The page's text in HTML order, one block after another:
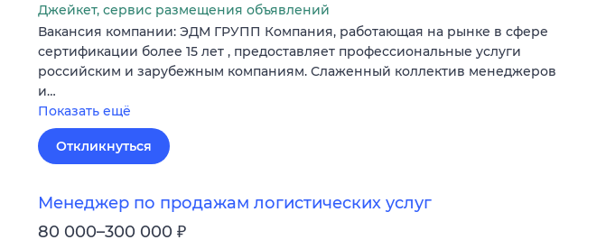
Джейкет, сервис размещения объявлений
Вакансия компании: ЭДМ ГРУПП Компания, работающая на рынке в сфере
сертификации более 15 лет , предоставляет профессиональные услуги
российским и зарубежным компаниям. Слаженный коллектив менеджеров
и…
Показать ещё
Откликнуться
Менеджер по продажам логистических услуг
80 000–300 000 ₽